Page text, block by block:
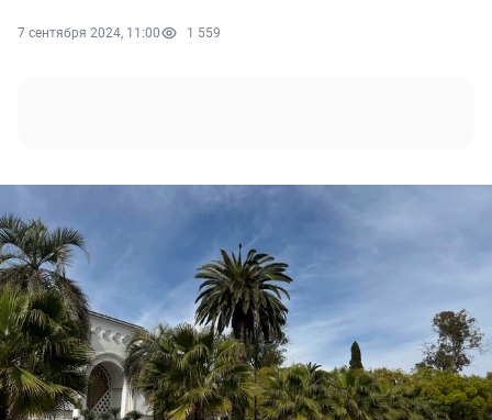
7 сентября 2024, 11:00 1 559